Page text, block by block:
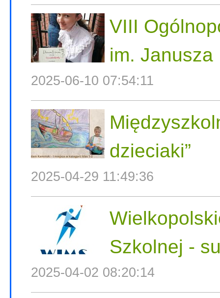
VIII
im.
2025-06-10 07:54:11
dzieciaki”
2025-04-29 11:49:36
Szkolnej -
2025-04-02 08:20:14